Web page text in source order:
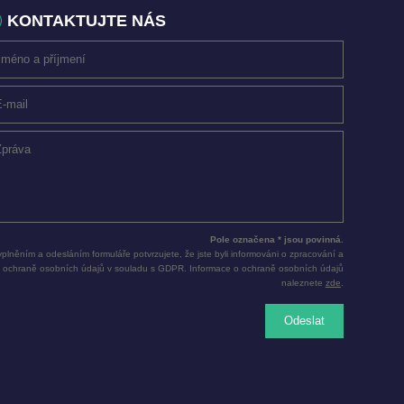
KONTAKTUJTE NÁS
Pole označena * jsou povinná.
a odesláním formuláře potvrzujete, že jste byli informováni o zpracování a
ochraně osobních údajů v souladu s GDPR. Informace o ochraně osobních údajů
naleznete zde
Odeslat